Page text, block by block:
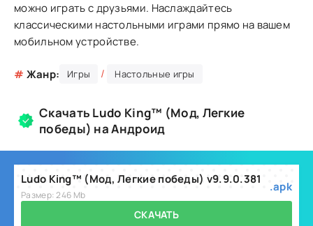
можно играть с друзьями. Наслаждайтесь
классическими настольными играми прямо на вашем
мобильном устройстве.
# Жанр: Игры / Настольные игры
Скачать Ludo King™ (Мод, Легкие
победы) на Андроид
Ludo King™ (Мод, Легкие победы) v9.9.0.381
Размер: 246 Mb
.apk
СКАЧАТЬ